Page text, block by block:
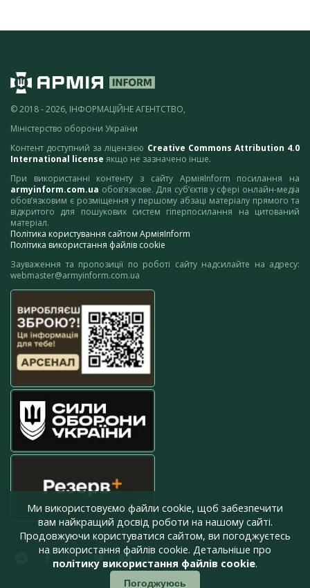
© 2018 - 2026, ІНФОРМАЦІЙНЕ АГЕНТСТВО,
Міністерство оборони України
Контент доступний за ліцензією Creative Commons Attribution 4.0
International license якщо не зазначено інше.
При використанні контенту з сайту АрміяInform посилання на
armyinform.com.ua обов’язкове. Для суб’єктів у сфері онлайн-медіа
обов’язковим є розміщення у першому абзаці матеріалу прямого та
відкритого для пошукових систем гіперпосилання на цитований
матеріал.
Політика користування сайтом АрміяInform
Політика використання файлів cookie
Зауваження та пропозиції по роботі сайту надсилайте на адресу:
webmaster@armyinform.com.ua
press@armyinform.com.ua
Ми використовуємо файли cookie, щоб забезпечити
вам найкращий досвід роботи на нашому сайті.
Продовжуючи користуватися сайтом, ви погоджуєтесь
на використання файлів cookie. Детальніше про
політику використання файлів cookie.
Погоджуюсь